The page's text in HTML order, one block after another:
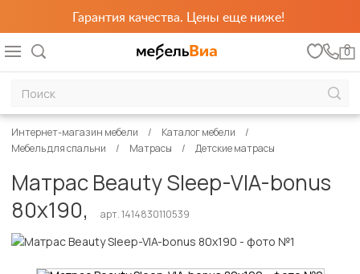
Гарантия качества. Цены еще ниже!
0
Интернет-магазин мебели
Каталог мебели
Мебель для спальни
Матрасы Детские матрасы
Матрас Beauty Sleep-VIA-bonus
80х190,
арт. 1414830110539